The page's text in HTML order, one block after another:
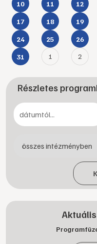
10 11 12
17 18 19
24 25 26
31 1 2
Részletes